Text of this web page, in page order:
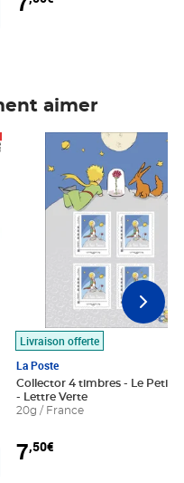
aimer
au panier
Livraison offerte
La Poste
Collector 4 timbres - Le Petit
- Lettre Verte
20g / France
7,50€
Prix 7,50€